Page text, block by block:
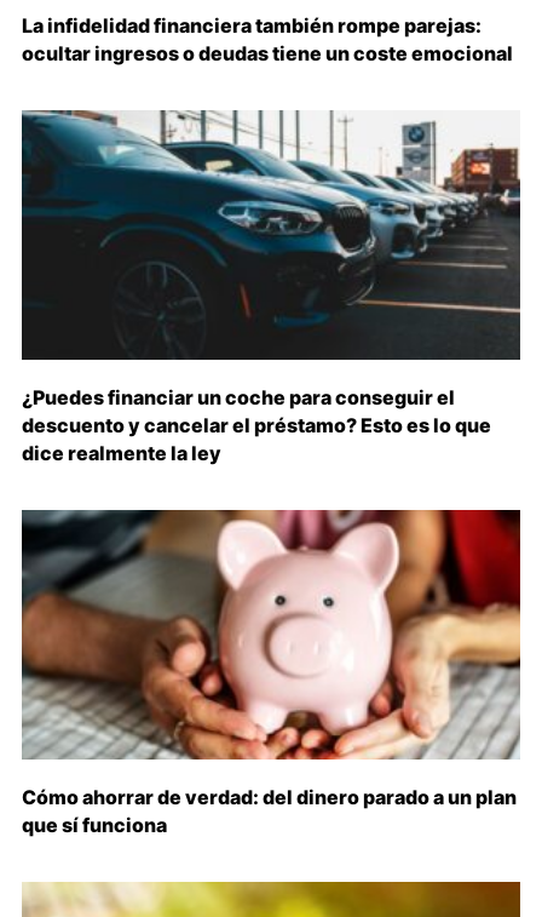
La infidelidad financiera también rompe parejas:
ocultar ingresos o deudas tiene un coste emocional
¿Puedes financiar un coche para conseguir el
descuento y cancelar el préstamo? Esto es lo que
dice realmente la ley
Cómo ahorrar de verdad: del dinero parado a un plan
que sí funciona